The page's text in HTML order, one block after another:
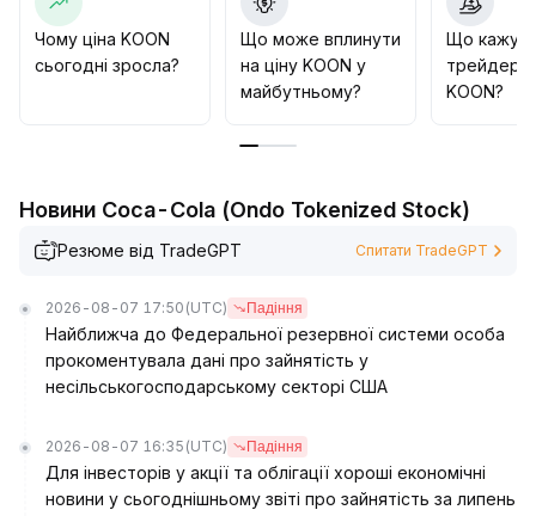
Посилення позицій слід розглядати лише після
чіткого підтвердження середньострокового та
довгострокового розвороту тренду, не
переслідуйте надмірне зростання та падіння
Чому ціна KOON
сьогодні зросла?
Що може вплинути
на ціну KOON у
майбутньому?
Що
трейдери
KOON?
Новини Coca-Cola (Ondo Tokenized Stock)
Резюме від TradeGPT Спитати TradeGPT
2026-08-07 17:50 (UTC) Падіння
Найближча до Федеральної резервної системи особа
прокоментувала дані про зайнятість у
несільськогосподарському секторі США
2026-08-07 16:35 (UTC) Падіння
Для інвесторів у акції та облігації хороші економічні
новини у сьогоднішньому звіті про зайнятість за липень